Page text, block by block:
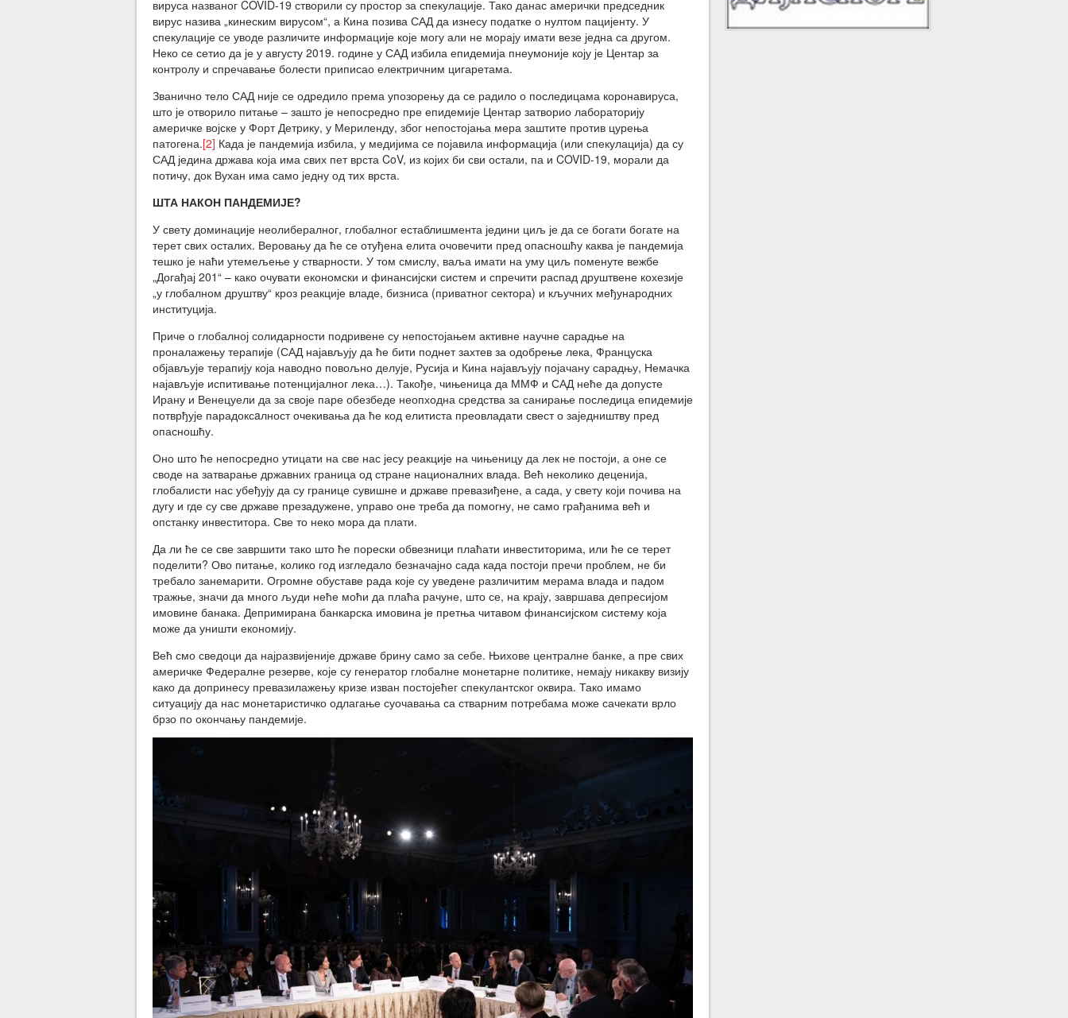
вируса названог COVID-19 створили су простор за спекулације. Тако данас амерички председник
вирус назива „кинеским вирусом“, а Кина позива САД да изнесу податке о нултом пацијенту. У
спекулације се уводе различите информације које могу али не морају имати везе једна са другом.
Неко се сетио да је у августу 2019. године у САД избила епидемија пнеумоније коју је Центар за
контролу и спречавање болести приписао електричним цигаретама.
Званично тело САД није се одредило према упозорењу да се радило о последицама коронавируса,
што је отворило питање – зашто је непосредно пре епидемије Центар затворио лабораторију
америчке војске у Форт Детрику, у Мериленду, због непостојања мера заштите против цурења
патогена.[2] Када је пандемија избила, у медијима се појавила информација (или спекулација) да су
САД једина држава која има свих пет врста CoV, из којих би сви остали, па и COVID-19, морали да
потичу, док Вухан има само једну од тих врста.
ШТА НАКОН ПАНДЕМИЈЕ?
У свету доминације неолибералног, глобалног естаблишмента једини циљ је да се богати богате на
терет свих осталих. Веровању да ће се отуђена елита очовечити пред опасношћу каква је пандемија
тешко је наћи утемељење у стварности. У том смислу, ваља имати на уму циљ поменуте вежбе
„Догађај 201“ – како очувати економски и финансијски систем и спречити распад друштвене кохезије
„у глобалном друштву“ кроз реакције владе, бизниса (приватног сектора) и кључних међународних
институција.
Приче о глобалној солидарности подривене су непостојањем активне научне сарадње на
проналажењу терапије (САД најављују да ће бити поднет захтев за одобрење лека, Француска
објављује терапију која наводно повољно делује, Русија и Кина најављују појачану сарадњу, Немачка
најављује испитивање потенцијалног лека…). Такође, чињеница да ММФ и САД неће да допусте
Ирану и Венецуели да за своје паре обезбеде неопходна средства за санирање последица епидемије
потврђује парадоксaлност очекивања да ће код елитиста преовладати свест о заједништву пред
опасношћу.
Оно што ће непосредно утицати на све нас јесу реакције на чињеницу да лек не постоји, а оне се
своде на затварање државних граница од стране националних влада. Већ неколико деценија,
глобалисти нас убеђују да су границе сувишне и државе превазиђене, а сада, у свету који почива на
дугу и где су све државе презадужене, управо оне треба да помогну, не само грађанима већ и
опстанку инвеститора. Све то неко мора да плати.
Да ли ће се све завршити тако што ће порески обвезници плаћати инвеститорима, или ће се терет
поделити? Ово питање, колико год изгледало безначајно сада када постоји пречи проблем, не би
требало занемарити. Огромне обуставе рада које су уведене различитим мерама влада и падом
тражње, значи да много људи неће моћи да плаћа рачуне, што се, на крају, завршава депресијом
имовине банака. Депримирана банкарска имовина је претња читавом финансијском систему која
може да уништи економију.
Већ смо сведоци да најразвијеније државе брину само за себе. Њихове централне банке, а пре свих
америчке Федералне резерве, које су генератор глобалне монетарне политике, немају никакву визију
како да допринесу превазилажењу кризе изван постојећег спекулантског оквира. Тако имамо
ситуацију да нас монетаристичко одлагање суочавања са стварним потребама може сачекати врло
брзо по окончању пандемије.